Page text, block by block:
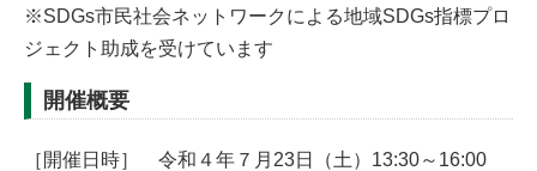
※SDGs市民社会ネットワークによる地域SDGs指標プロ
ジェクト助成を受けています
開催概要
［開催日時］ 令和４年７月23日（土）13:30～16:00